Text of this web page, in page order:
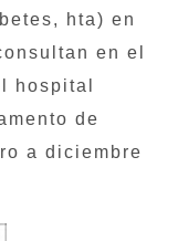
hta) en
en el
hospital
de
a diciembre